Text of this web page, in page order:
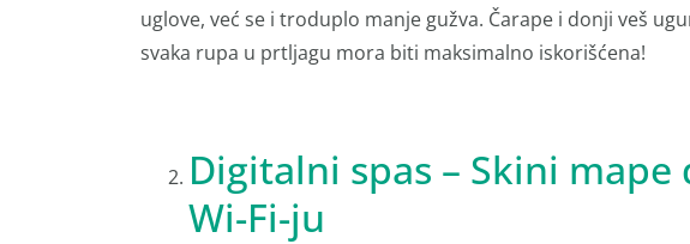
uglove, već se i troduplo manje gužva. Čarape i donji veš
svaka rupa u prtljagu mora biti maksimalno iskorišćena!
Digitalni spas – Skini
Wi-Fi-ju